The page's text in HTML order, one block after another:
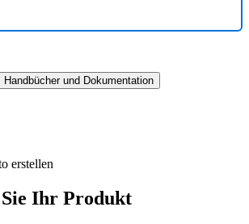
Handbücher und Dokumentation
erstellen
Ihr Produkt